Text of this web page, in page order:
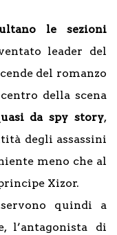
le sezioni
leader del
del romanzo
della scena
da spy story,
degli assassini
meno che al
Xizor.
quindi a
l’antagonista di